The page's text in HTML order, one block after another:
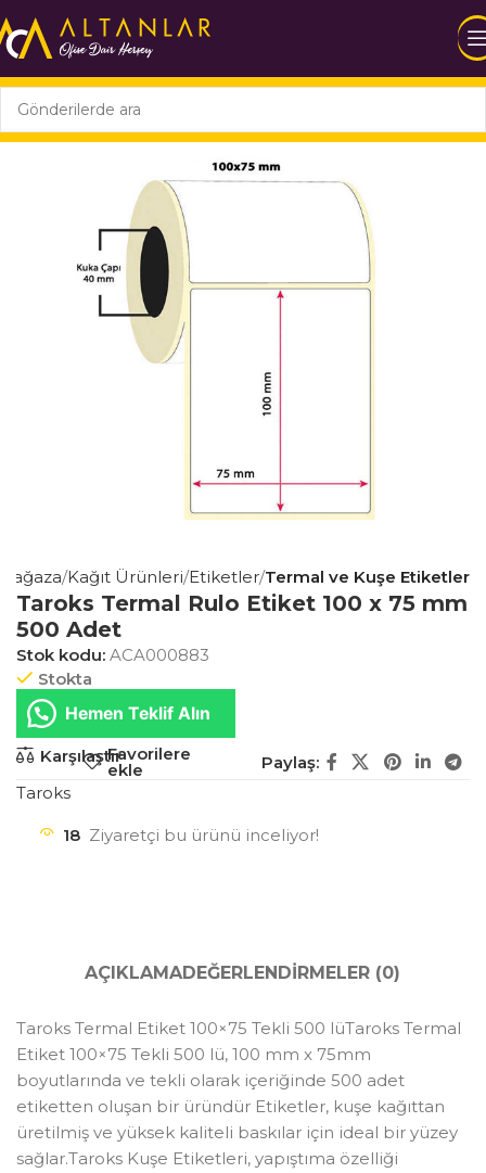
Kağıt Ürünleri Etiketler Termal ve Kuşe Etiketler
Taroks Termal Rulo Etiket 100 x 75 mm
500 Adet
Stok kodu: ACA000883
Stokta
Hemen Teklif Alın
KarşılaştırFavorilere
ekle
Paylaş:
Taroks
18 Ziyaretçi bu ürünü inceliyor!
AÇIKLAMADEĞERLENDIRMELER (0)
Taroks Termal Etiket 100×75 Tekli 500 lüTaroks Termal
Etiket 100×75 Tekli 500 lü, 100 mm x 75mm
boyutlarında ve tekli olarak içeriğinde 500 adet
etiketten oluşan bir üründür Etiketler, kuşe kağıttan
üretilmiş ve yüksek kaliteli baskılar için ideal bir yüzey
sağlar.Taroks Kuşe Etiketleri, yapıştıma özelliği